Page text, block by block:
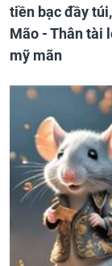
tiền bạc đầy
Mão - Thân tài
mỹ mãn